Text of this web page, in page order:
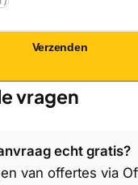
Verzenden
vragen
echt gratis?
van offertes via